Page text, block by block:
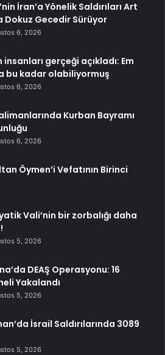
İran’a Yönelik Saldırıları Art
Dokuz Gecedir Sürüyor
6, 2026
insanları gerçeği açıkladı: Em
bu kadar olabiliyormuş
6, 2026
Kurban Bayramı
6, 2026
Öymen’i Vefatının Birinci
Vali’nin bir zorbalığı daha
5, 2026
DEAŞ Operasyonu: 16
Yakalandı
5, 2026
İsrail Saldırılarında 3089
5, 2026